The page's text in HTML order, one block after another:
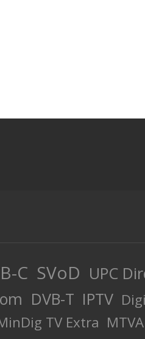
C SVoD UPC
DVB-T IPTV
TV Extra MTVA